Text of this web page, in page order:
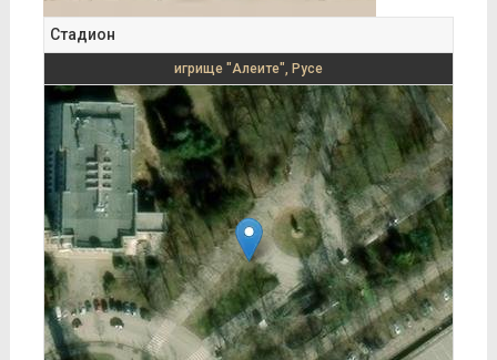
Стадион
игрище "Алеите", Русе